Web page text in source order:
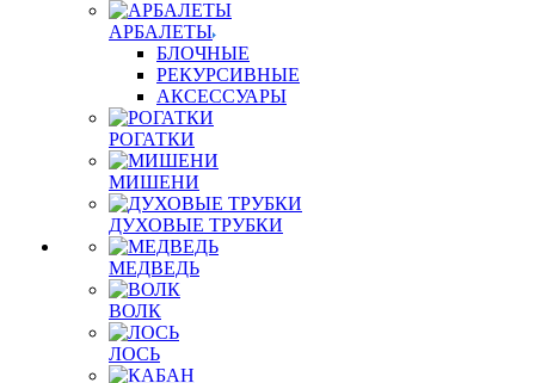
АРБАЛЕТЫ
БЛОЧНЫЕ
РЕКУРСИВНЫЕ
АКСЕССУАРЫ
РОГАТКИ
МИШЕНИ
ДУХОВЫЕ ТРУБКИ
МЕДВЕДЬ
ВОЛК
ЛОСЬ